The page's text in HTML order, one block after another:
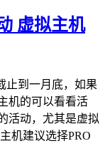
虚拟主机
止到一月底，如果
机的可以看看活
活动，尤其是虚拟
机建议选择PRO